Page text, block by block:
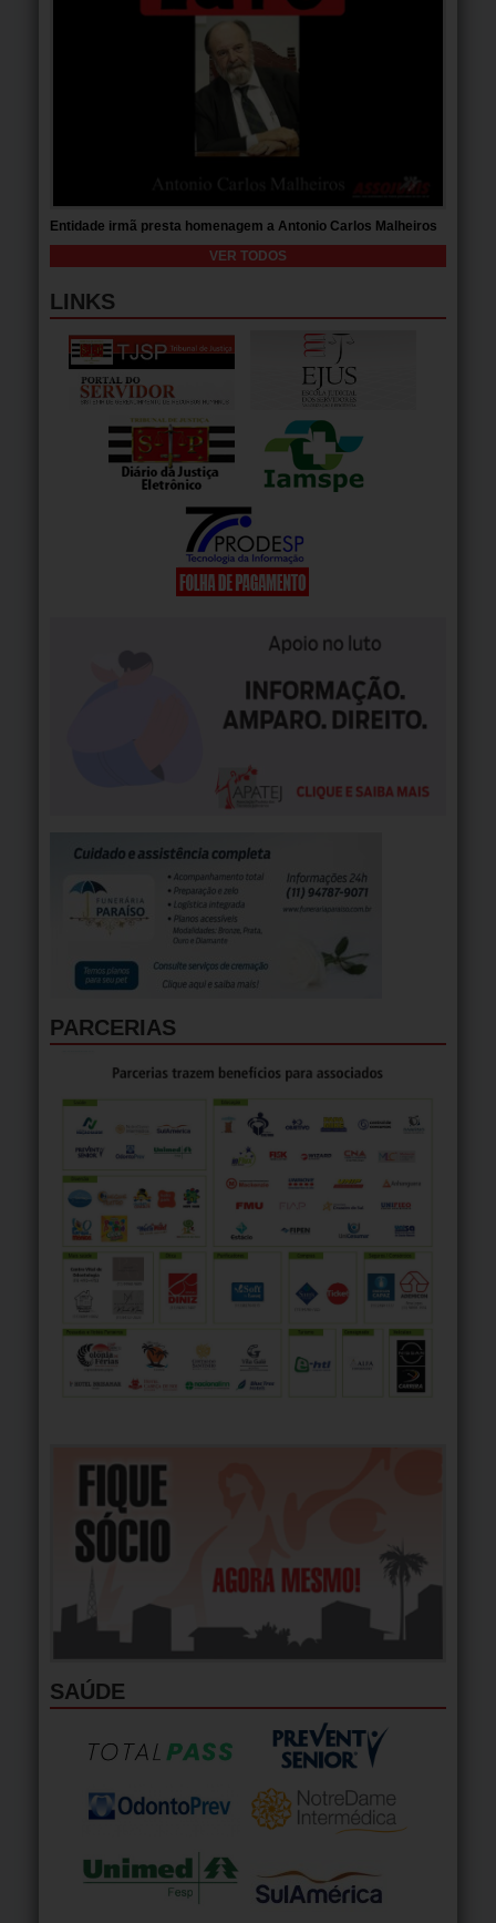
Entidade irmã presta homenagem a Antonio Carlos Malheiros
VER TODOS
LINKS
PARCERIAS
SAÚDE